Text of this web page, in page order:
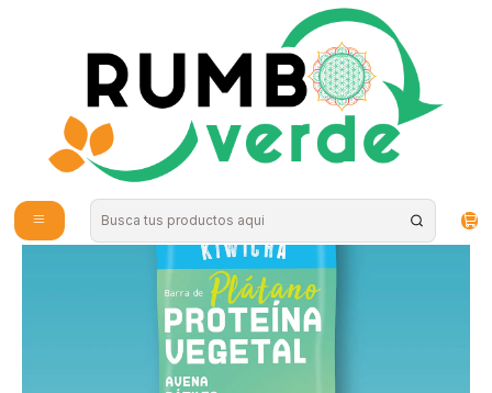
Envío gratis por compras sobre los 59.990 en la provincia de Santiago
Snacks Saludables
Barra Proteina Vegetal Platano 60g Kiwicha